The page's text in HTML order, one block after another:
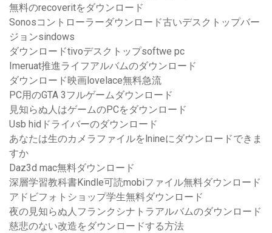
無料のrecoveritをダウンロード
Sonosコントローラーダウンロード古いデスクトップバー
ジョンsindows
ダウンロードtivoデスクトップsoftwe pc
Imeruat推進ライフアルバムのダウンロード
ダウンロード映画lovelace無料急流
PC用のGTA 3フルゲームダウンロード
見知らぬ人はゲームのPCをダウンロード
Usb hidドライバーのダウンロード
あなたは生のカメラファイルをlnineにダウンロードできま
すか
Daz3d mac無料ダウンロード
深層学習教科書Kindle可読mobiファイル無料ダウンロード
アドビフォトショップ学生無料ダウンロード
夜の見知らぬ人フランクシナトラアルバムのダウンロード
慈悲のない改造をダウンロードする方法